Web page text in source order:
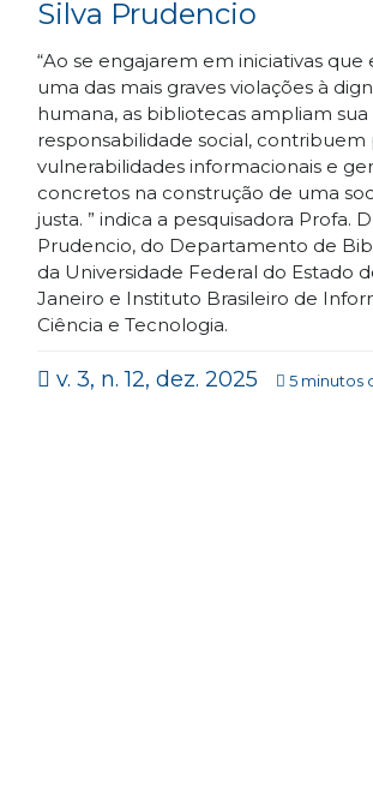
Silva Prudencio
“Ao se engajarem em iniciativas
uma das mais graves violações à
humana, as bibliotecas ampliam sua
responsabilidade social, contribuem
vulnerabilidades informacionais e
concretos na construção de uma
justa. ” indica a pesquisadora Profa.
Prudencio, do Departamento de
da Universidade Federal do Estado
Janeiro e Instituto Brasileiro de
Ciência e Tecnologia.
v. 3, n. 12, dez. 2025 5 minutos